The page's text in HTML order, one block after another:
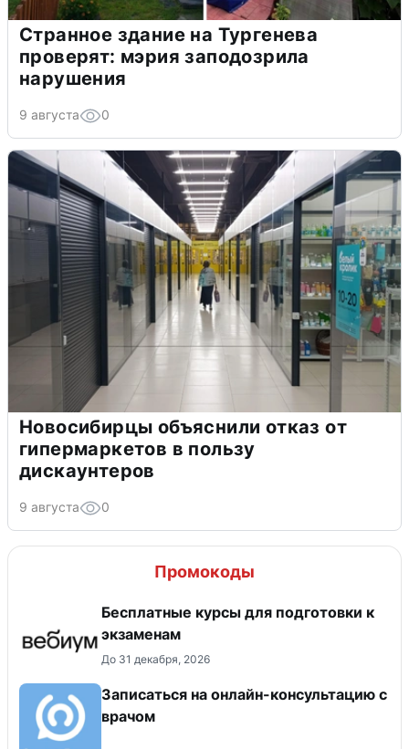
Странное здание на Тургенева
проверят: мэрия заподозрила
нарушения
9 августа 0
Новосибирцы объяснили отказ от
гипермаркетов в пользу
дискаунтеров
9 августа 0
Промокоды
Бесплатные курсы для подготовки к
экзаменам
До 31 декабря, 2026
Записаться на онлайн-консультацию с
врачом